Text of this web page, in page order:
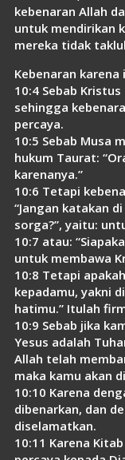
kebenaran Allah
untuk mendirikan
mereka tidak
Kebenaran karena
10:4 Sebab
sehingga
percaya.
10:5 Sebab Musa
hukum Taurat:
karenanya.”
10:6 Tetapi
“Jangan katakan
sorga?”, yaitu:
10:7 atau:
untuk membawa
10:8 Tetapi
kepadamu, yakni
hatimu.” Itulah
10:9 Sebab jika
Yesus adalah
Allah telah
maka kamu akan
10:10 Karena
dibenarkan, dan
diselamatkan.
10:11 Karena